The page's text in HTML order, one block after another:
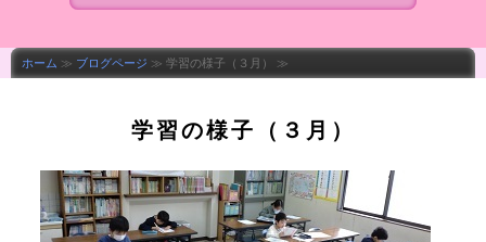
ホーム ≫ ブログページ ≫ 学習の様子（３月） ≫
学習の様子（３月）